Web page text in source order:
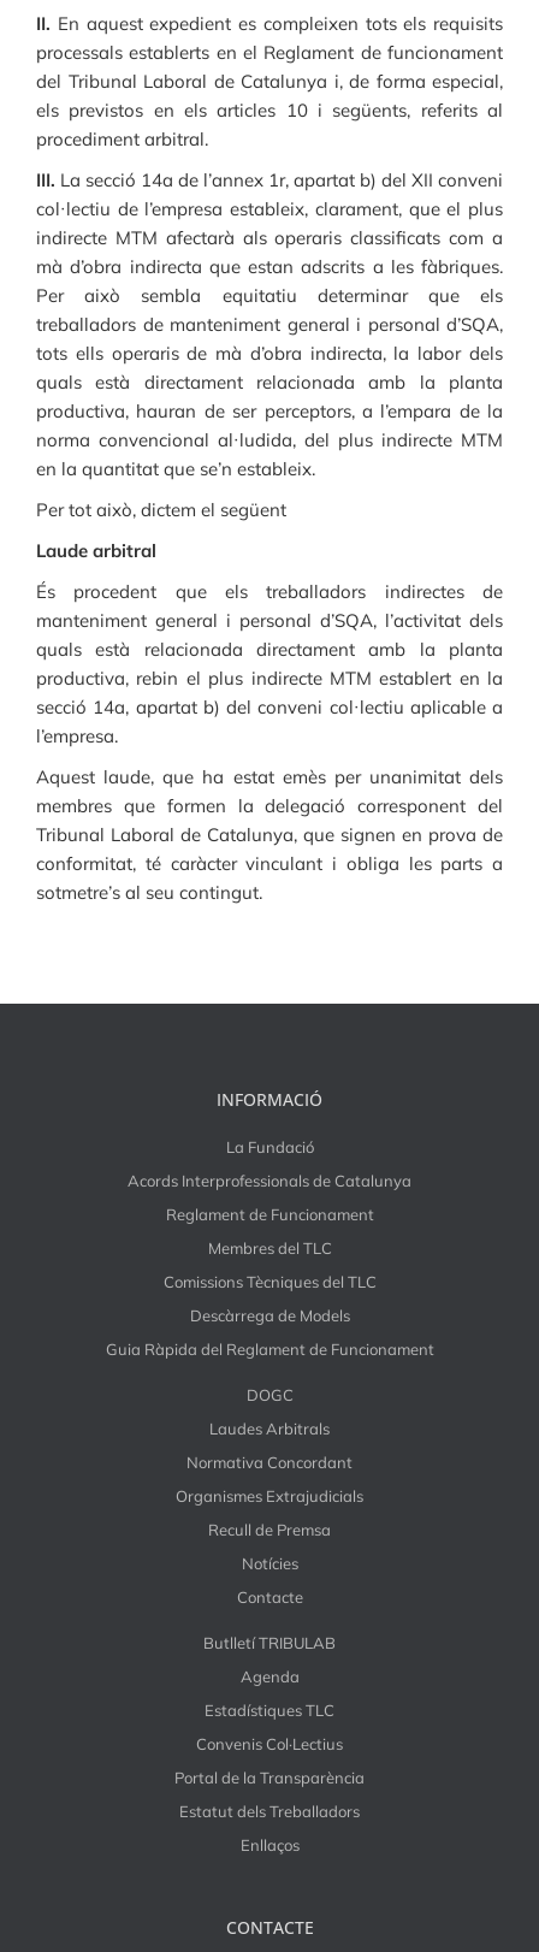
II. En aquest expedient es compleixen tots els requisits
processals establerts en el Reglament de funcionament
del Tribunal Laboral de Catalunya i, de forma especial,
els previstos en els articles 10 i següents, referits al
procediment arbitral.
III. La secció 14a de l’annex 1r, apartat b) del XII conveni
col·lectiu de l’empresa estableix, clarament, que el plus
indirecte MTM afectarà als operaris classificats com a
mà d’obra indirecta que estan adscrits a les fàbriques.
Per això sembla equitatiu determinar que els
treballadors de manteniment general i personal d’SQA,
tots ells operaris de mà d’obra indirecta, la labor dels
quals està directament relacionada amb la planta
productiva, hauran de ser perceptors, a l’empara de la
norma convencional al·ludida, del plus indirecte MTM
en la quantitat que se’n estableix.
Per tot això, dictem el següent
Laude arbitral
És procedent que els treballadors indirectes de
manteniment general i personal d’SQA, l’activitat dels
quals està relacionada directament amb la planta
productiva, rebin el plus indirecte MTM establert en la
secció 14a, apartat b) del conveni col·lectiu aplicable a
l’empresa.
Aquest laude, que ha estat emès per unanimitat dels
membres que formen la delegació corresponent del
Tribunal Laboral de Catalunya, que signen en prova de
conformitat, té caràcter vinculant i obliga les parts a
sotmetre’s al seu contingut.
INFORMACIÓ
La Fundació
Acords Interprofessionals de Catalunya
Reglament de Funcionament
Membres del TLC
Comissions Tècniques del TLC
Descàrrega de Models
Guia Ràpida del Reglament de Funcionament
DOGC
Laudes Arbitrals
Normativa Concordant
Organismes Extrajudicials
Recull de Premsa
Notícies
Contacte
Butlletí TRIBULAB
Agenda
Estadístiques TLC
Convenis Col·Lectius
Portal de la Transparència
Estatut dels Treballadors
Enllaços
CONTACTE